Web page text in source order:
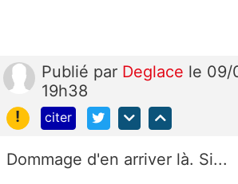
Publié par Deglace le 09/
19h38
!
citer
Dommage d'en arriver là. Si...